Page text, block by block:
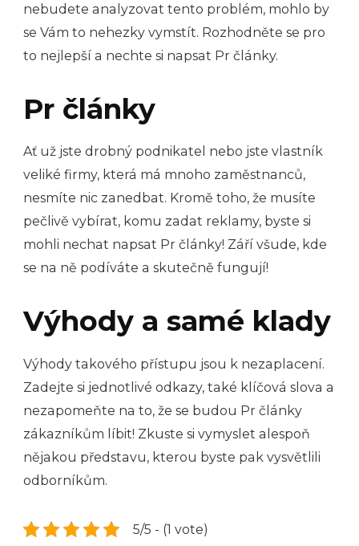
nebudete analyzovat tento problém, mohlo by
se Vám to nehezky vymstít. Rozhodněte se pro
to nejlepší a nechte si napsat Pr články.
Pr články
Ať už jste drobný podnikatel nebo jste vlastník
veliké firmy, která má mnoho zaměstnanců,
nesmíte nic zanedbat. Kromě toho, že musíte
pečlivě vybírat, komu zadat reklamy, byste si
mohli nechat napsat Pr články! Září všude, kde
se na ně podíváte a skutečně fungují!
Výhody a samé klady
Výhody takového přístupu jsou k nezaplacení.
Zadejte si jednotlivé odkazy, také klíčová slova a
nezapomeňte na to, že se budou Pr články
zákazníkům líbit! Zkuste si vymyslet alespoň
nějakou představu, kterou byste pak vysvětlili
odborníkům.
5/5 - (1 vote)